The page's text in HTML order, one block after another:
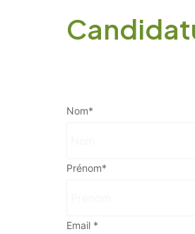
Nom*
Prénom*
Email *